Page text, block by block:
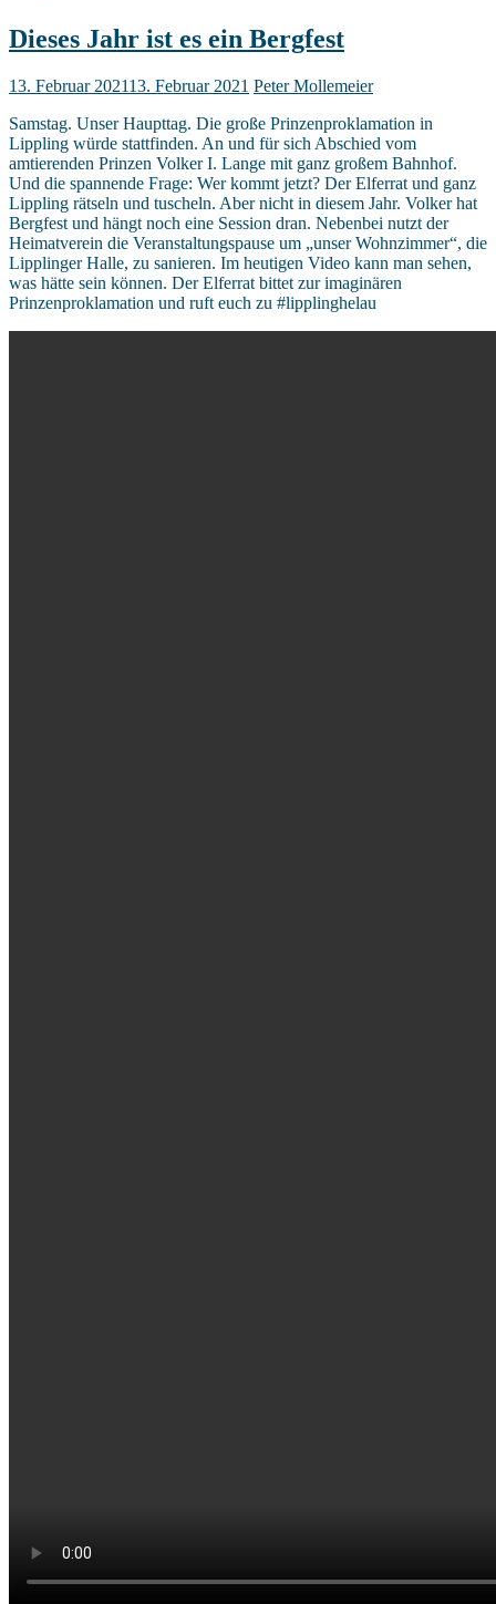
Dieses Jahr ist es ein Bergfest
13. Februar 202113. Februar 2021 Peter Mollemeier
Samstag. Unser Haupttag. Die große Prinzenproklamation in
Lippling würde stattfinden. An und für sich Abschied vom
amtierenden Prinzen Volker I. Lange mit ganz großem Bahnhof.
Und die spannende Frage: Wer kommt jetzt? Der Elferrat und ganz
Lippling rätseln und tuscheln. Aber nicht in diesem Jahr. Volker hat
Bergfest und hängt noch eine Session dran. Nebenbei nutzt der
Heimatverein die Veranstaltungspause um „unser Wohnzimmer“, die
Lipplinger Halle, zu sanieren. Im heutigen Video kann man sehen,
was hätte sein können. Der Elferrat bittet zur imaginären
Prinzenproklamation und ruft euch zu #lipplinghelau